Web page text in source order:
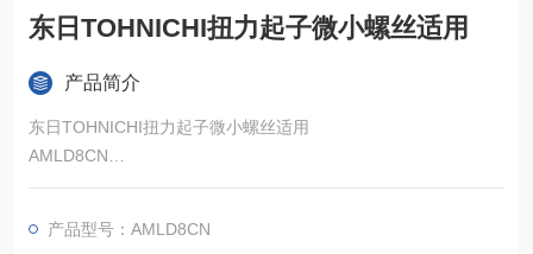
东日TOHNICHI扭力起子微小螺丝适用
产品简介
东日TOHNICHI扭力起子微小螺丝适用
AMLD8CN
可精确拧紧微小螺钉(M1至 M2)的扭矩起子。
产品型号：AMLD8CN